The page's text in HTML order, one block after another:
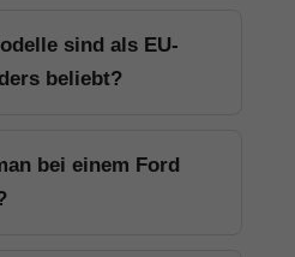
sind als EU-
beliebt?
bei einem Ford